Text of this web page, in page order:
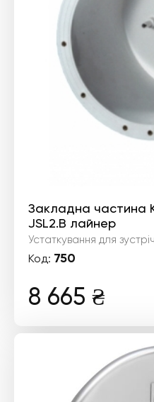
Закладна частина
JSL2.B лайнер
Устаткування для
Код: 750
8 665 ₴